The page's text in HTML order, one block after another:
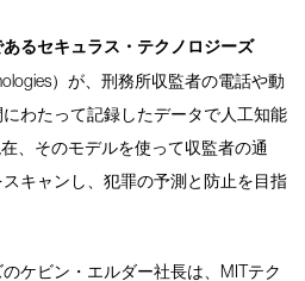
るセキュラス・テクノロジーズ
）が、刑務所収監者の電話や動
わたって記録したデータで人工知能
、そのモデルを使って収監者の通
キャンし、犯罪の予測と防止を目指
ケビン・エルダー社長は、MITテク